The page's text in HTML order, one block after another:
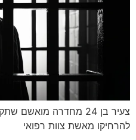
צעיר בן 24 מחדרה
להרחיקו מאשת צוות רפואי